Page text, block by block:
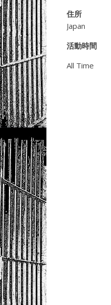
住所
Japan
活動時間
All Time